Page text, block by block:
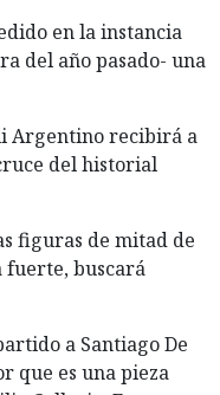
en la instancia
del año pasado- una
Argentino recibirá a
del historial
figuras de mitad de
fuerte, buscará
a Santiago De
que es una pieza